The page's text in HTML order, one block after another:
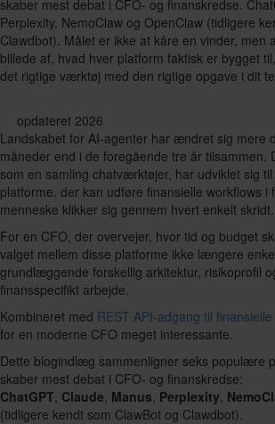
skaber mest debat i CFO- og finanskredse.
Perplexity, NemoClaw og OpenClaw (tidligere
Clawdbot). Målet er ikke at kåre en vinder, men
billede af, hvad hver platform faktisk er bygget
det rigtige værktøj med den rigtige opgave i dit
opdateret 2026
Landskabet for AI-agenter har ændret sig mere
måneder end i de foregående tre år tilsammen.
som en samling chatværktøjer, har udviklet sig
platforme, der kan udføre finansielle workflows i
menneske klikker sig gennem hvert enkelt skridt.
For en CFO, der overvejer, hvor tid og budget
valget mellem disse platforme ikke længere
grundlæggende forskellig arkitektur, risikoprofil
finansspecifikt arbejde.
Kombineret med REST API-adgang til
for en moderne CFO meget interessante.
Dette blogindlæg sammenligner seks populære
skaber mest debat i CFO- og finanskredse:
ChatGPT, Claude, Manus, Perplexity,
(tidligere kendt som ClawBot og Clawdbot).